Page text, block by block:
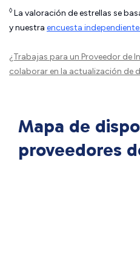
◊ La valoración de estrellas se
y nuestra encuesta
¿Trabajas para un Proveedor de
colaborar en la actualización de
Mapa de
proveedores